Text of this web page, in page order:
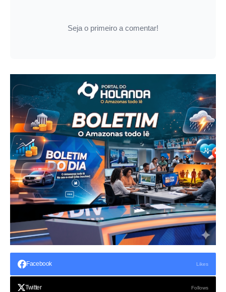
Seja o primeiro a comentar!
Facebook Likes
Twitter Follows